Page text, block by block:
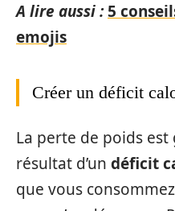
A lire aussi : 5
emojis
Créer un déficit
La perte de poids
résultat d’un déficit
que vous